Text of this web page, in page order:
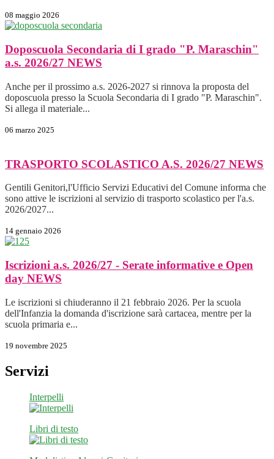
08 maggio 2026
Doposcuola Secondaria di I grado "P. Maraschin"
a.s. 2026/27 NEWS
Anche per il prossimo a.s. 2026-2027 si rinnova la proposta del
doposcuola presso la Scuola Secondaria di I grado "P. Maraschin".
Si allega il materiale...
06 marzo 2025
TRASPORTO SCOLASTICO A.S. 2026/27 NEWS
Gentili Genitori,l'Ufficio Servizi Educativi del Comune informa che
sono attive le iscrizioni al servizio di trasporto scolastico per l'a.s.
2026/2027...
14 gennaio 2026
Iscrizioni a.s. 2026/27 - Serate informative e Open
day NEWS
Le iscrizioni si chiuderanno il 21 febbraio 2026. Per la scuola
dell'Infanzia la domanda d'iscrizione sarà cartacea, mentre per la
scuola primaria e...
19 novembre 2025
Servizi
Interpelli
Libri di testo